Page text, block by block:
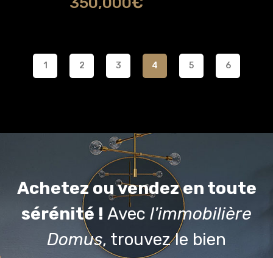
1 2 3 4 5 6
Achetez ou vendez en toute
sérénité ! Avec l'immobilière
Domus, trouvez le bien